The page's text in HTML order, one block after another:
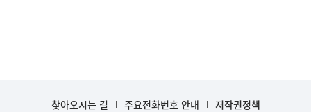
찾아오시는 길 주요전화번호 안내
저작권정책